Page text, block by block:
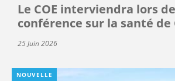
Le COE interviendra lors
conférence sur la santé de
25 Juin 2026
NOUVELLE